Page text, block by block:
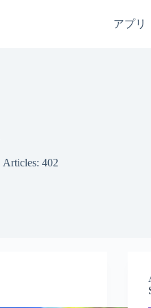
アプリ
Articles: 402